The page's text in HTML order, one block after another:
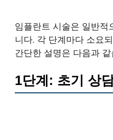
임플란트 시술은 일반
니다. 각 단계마다 소요
간단한 설명은 다음과 같
1단계: 초기 상